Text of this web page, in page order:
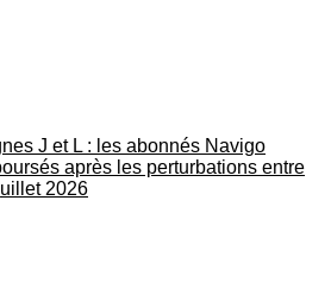
J et L : les abonnés Navigo
après les perturbations entre
2026